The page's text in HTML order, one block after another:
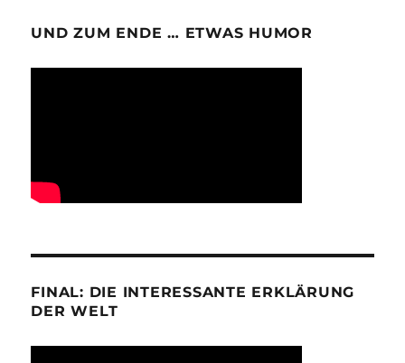
UND ZUM ENDE … ETWAS HUMOR
FINAL: DIE INTERESSANTE ERKLÄRUNG
DER WELT